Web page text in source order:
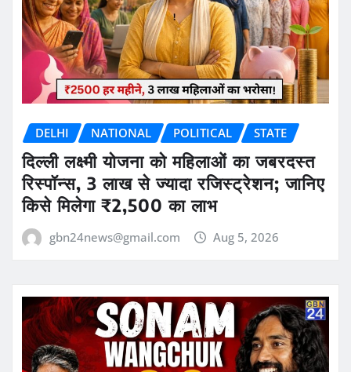
DELHI NATIONAL POLITICAL STATE
दिल्ली लक्ष्मी योजना को महिलाओं का जबरदस्त
रिस्पॉन्स, 3 लाख से ज्यादा रजिस्ट्रेशन; जानिए
किसे मिलेगा ₹2,500 का लाभ
gbn24news@gmail.com Aug 5, 2026